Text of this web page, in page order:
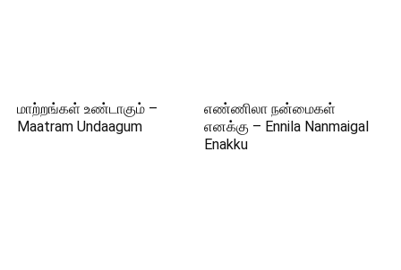
மாற்றங்கள் உண்டாகும் –
Maatram Undaagum
எண்ணிலா நன்மைகள்
எனக்கு – Ennila Nanmaigal
Enakku